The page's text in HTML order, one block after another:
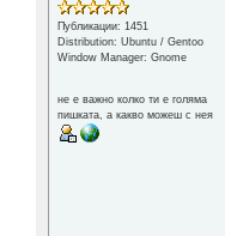
Публикации: 1451
Distribution: Ubuntu / Gentoo
Window Manager: Gnome
не е важно колко ти е голяма
пишката, а какво можеш с нея